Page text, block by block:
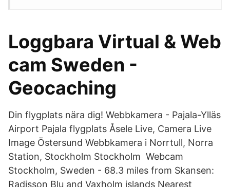
Loggbara Virtual & Web
cam Sweden -
Geocaching
Din flygplats nära dig! Webbkamera - Pajala-Ylläs
Airport Pajala flygplats Åsele Live, Camera Live
Image Östersund Webbkamera i Norrtull, Norra
Station, Stockholm Stockholm Webcam
Stockholm, Sweden - 68.3 miles from Skansen:
Radisson Blu and Vaxholm islands Nearest